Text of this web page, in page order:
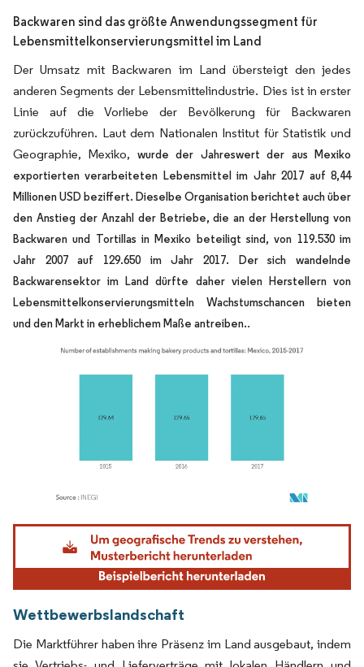
Backwaren sind das größte Anwendungssegment für
Lebensmittelkonservierungsmittel im Land
Der Umsatz mit Backwaren im Land übersteigt den jedes
anderen Segments der Lebensmittelindustrie. Dies ist in erster
Linie auf die Vorliebe der Bevölkerung für Backwaren
zurückzuführen. Laut dem Nationalen Institut für Statistik und
Geographie, Mexiko, wurde der Jahreswert der aus Mexiko
exportierten verarbeiteten Lebensmittel im Jahr 2017 auf 8,44
Millionen USD beziffert. Dieselbe Organisation berichtet auch über
den Anstieg der Anzahl der Betriebe, die an der Herstellung von
Backwaren und Tortillas in Mexiko beteiligt sind, von 119.530 im
Jahr 2007 auf 129.650 im Jahr 2017. Der sich wandelnde
Backwarensektor im Land dürfte daher vielen Herstellern von
Lebensmittelkonservierungsmitteln Wachstumschancen bieten
und den Markt in erheblichem Maße antreiben..
Bild © Mordor Intelligence. Wiederverwendung erfordert Namensnennung gemäß
Wettbewerbslandschaft
Die Marktführer haben ihre Präsenz im Land ausgebaut, indem